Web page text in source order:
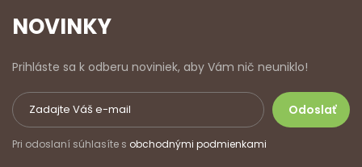
NOVINKY
Prihláste sa k odberu noviniek, aby Vám nič neuniklo!
Pri odoslaní súhlasíte s obchodnými podmienkami